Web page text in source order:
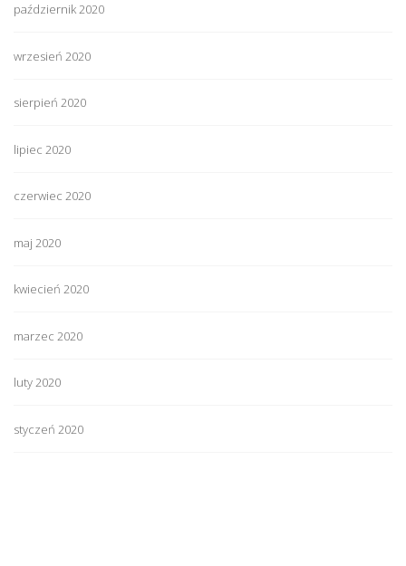
październik 2020
wrzesień 2020
sierpień 2020
lipiec 2020
czerwiec 2020
maj 2020
kwiecień 2020
marzec 2020
luty 2020
styczeń 2020